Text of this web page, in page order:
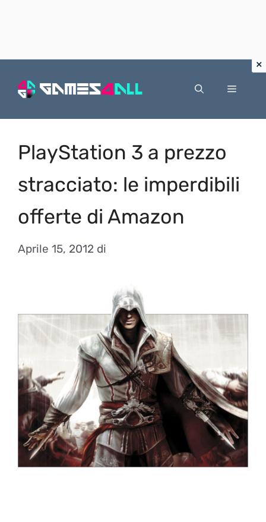
Menu
PlayStation 3 a prezzo
stracciato: le imperdibili
offerte di Amazon
Aprile 15, 2012 di